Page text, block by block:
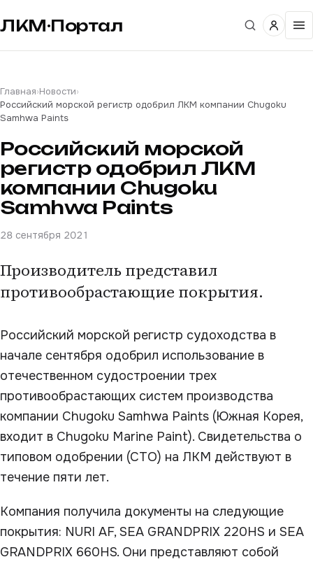
ЛКМ·Портал
Главная›Новости›
Российский морской регистр одобрил ЛКМ компании Chugoku
Samhwa Paints
Российский морской
регистр одобрил ЛКМ
компании Chugoku
Samhwa Paints
28 сентября 2021
Производитель представил
противообрастающие покрытия.
Российский морской регистр судоходства в
начале сентября одобрил использование в
отечественном судостроении трех
противообрастающих систем производства
компании Chugoku Samhwa Paints (Южная Корея,
входит в Chugoku Marine Paint). Свидетельства о
типовом одобрении (СТО) на ЛКМ действуют в
течение пяти лет.
Компания получила документы на следующие
покрытия: NURI AF, SEA GRANDPRIX 220HS и SEA
GRANDPRIX 660HS. Они представляют собой